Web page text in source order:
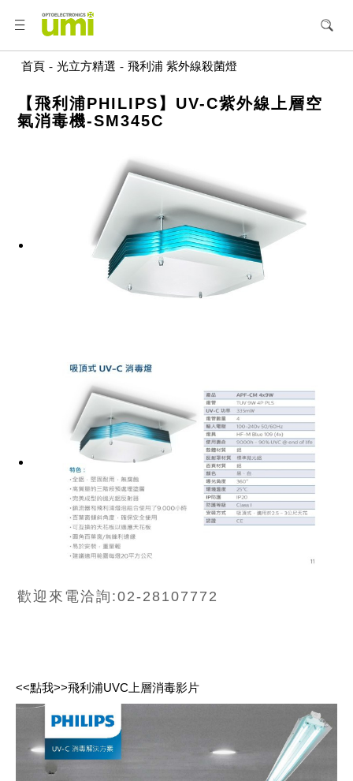
首頁 - 光立方精選 - 飛利浦 紫外線殺菌燈
【飛利浦PHILIPS】UV-C紫外線上層空
氣消毒機-SM345C
歡迎來電洽詢:02-28107772
<<點我>>飛利浦UVC上層消毒影片